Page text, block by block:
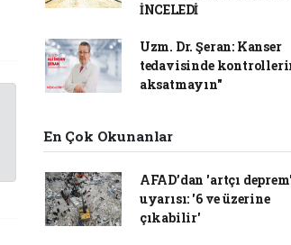
İNCELEDİ
Uzm. Dr. Şeran: Kanser
tedavisinde
aksatmayın"
En Çok Okunanlar
AFAD’dan 'artçı deprem'
uyarısı: '6 ve üzerine
çıkabilir'